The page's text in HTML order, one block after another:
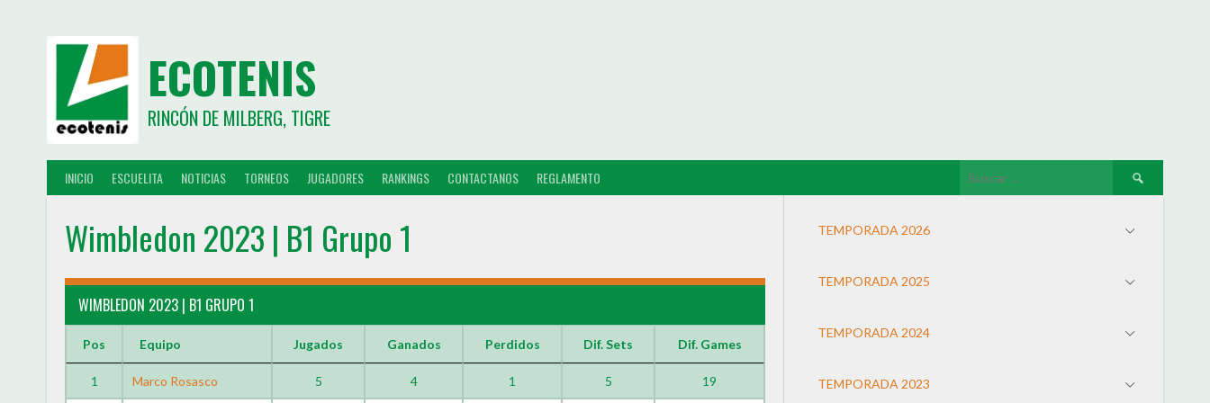
ECOTENIS
RINCÓN DE MILBERG, TIGRE
INICIO ESCUELITA NOTICIAS TORNEOS JUGADORES RANKINGS CONTACTANOS REGLAMENTO
Wimbledon 2023 | B1 Grupo 1
WIMBLEDON 2023 | B1 GRUPO 1
Pos Equipo Jugados Ganados Perdidos Dif. Sets Dif. Games
1 Marco Rosasco 5 4 1 5 19
TEMPORADA 2026
TEMPORADA 2025
TEMPORADA 2024
TEMPORADA 2023